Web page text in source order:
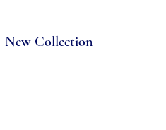
New Collection